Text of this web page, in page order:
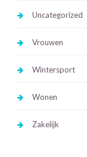
Uncategorized
Vrouwen
Wintersport
Wonen
Zakelijk